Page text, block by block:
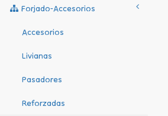
Forjado-Accesorios
Accesorios
Livianas
Pasadores
Reforzadas